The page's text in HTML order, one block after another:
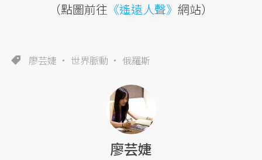
（點圖前往 《遙遠人聲》 網站）
廖芸婕 世界脈動 俄羅斯
廖芸婕